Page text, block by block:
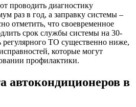
проводить диагностику
раз в год, а заправку системы –
отметить, что своевременное
срок службы системы на 30-
ТО существенно ниже,
которые могут
профилактики.
автокондиционеров в